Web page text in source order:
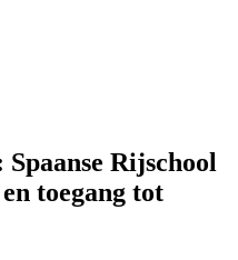
Rijschool
toegang tot